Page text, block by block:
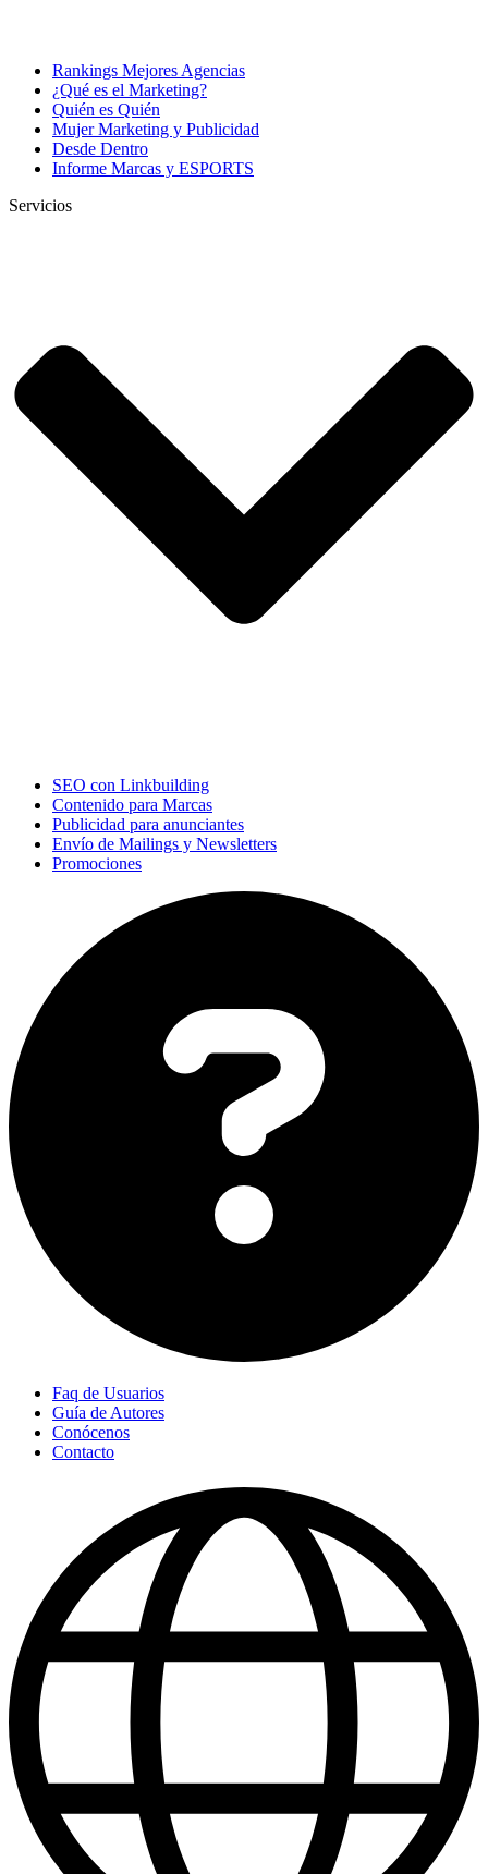
Rankings Mejores Agencias
¿Qué es el Marketing?
Quién es Quién
Mujer Marketing y Publicidad
Desde Dentro
Informe Marcas y ESPORTS
Servicios
SEO con Linkbuilding
Contenido para Marcas
Publicidad para anunciantes
Envío de Mailings y Newsletters
Promociones
Faq de Usuarios
Guía de Autores
Conócenos
Contacto